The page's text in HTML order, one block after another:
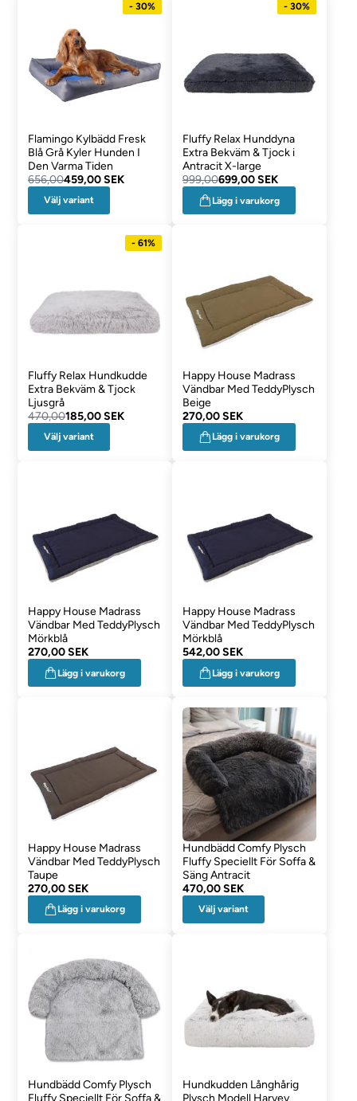
- 30%
Flamingo Kylbädd Fresk
Blå Grå Kyler Hunden I
Den Varma Tiden
656,00459,00 SEK
Välj variant
- 30%
Fluffy Relax Hunddyna
Extra Bekväm & Tjock i
Antracit X-large
999,00699,00 SEK
Lägg i varukorg
- 61%
Fluffy Relax Hundkudde
Extra Bekväm & Tjock
Ljusgrå
470,00185,00 SEK
Välj variant
Happy House Madrass
Vändbar Med TeddyPlysch
Beige
270,00 SEK
Lägg i varukorg
Happy House Madrass
Vändbar Med TeddyPlysch
Mörkblå
270,00 SEK
Lägg i varukorg
Happy House Madrass
Vändbar Med TeddyPlysch
Mörkblå
542,00 SEK
Lägg i varukorg
Happy House Madrass
Vändbar Med TeddyPlysch
Taupe
270,00 SEK
Lägg i varukorg
Hundbädd Comfy Plysch
Fluffy Speciellt För Soffa &
Säng Antracit
470,00 SEK
Välj variant
Hundbädd Comfy Plysch
Fluffy Speciellt För Soffa &
Hundkudden Långhårig
Plysch Modell Harvey